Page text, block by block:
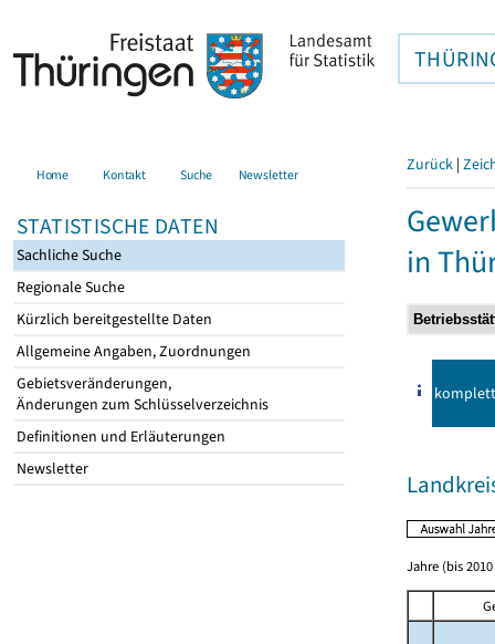
Home Kontakt Suche Newsletter
STATISTISCHE DATEN
Sachliche Suche
Regionale Suche
Kürzlich bereitgestellte Daten
Allgemeine Angaben, Zuordnungen
Gebietsveränderungen,
Änderungen zum Schlüsselverzeichnis
Definitionen und Erläuterungen
Newsletter
Zurück |
in
komplett
Jahre (bis